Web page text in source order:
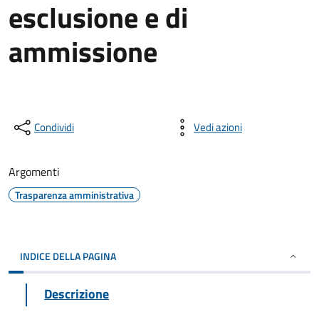
esclusione e di
ammissione
Condividi Vedi azioni
Argomenti
Trasparenza amministrativa
INDICE DELLA PAGINA
Descrizione